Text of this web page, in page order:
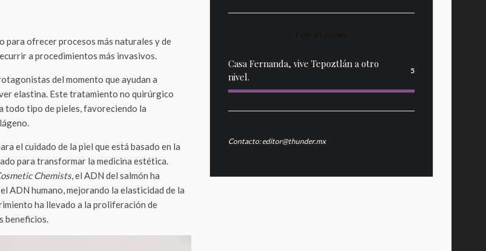
para ofrecer procesos más naturales y de
a procedimientos más invasivos.
del momento que ayudan a
elastina. Este tratamiento no quirúrgico
todo tipo de pieles, favoreciendo la
el cuidado de la piel que está basado en la
para transformar la medicina estética.
Chemists, el ADN del salmón ha
ADN humano, mejorando la elasticidad de la
ha llevado a la proliferación de
beneficios.
Casa Fernanda, vive Tepoztlán a otro
nivel.
5
Contacto: editor@thunder.mx